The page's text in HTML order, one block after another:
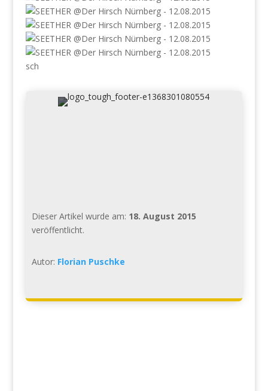
sch
Dieser Artikel wurde am: 18. August 2015
veröffentlicht.
Autor: Florian Puschke